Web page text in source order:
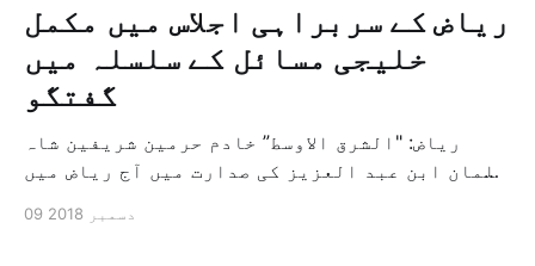
ریاض کے سربراہی اجلاس میں مکمل
خلیجی مسائل کے سلسلہ میں
گفتگو
ریاض: "الشرق الاوسط” خادم حرمین شریفین شاہ
سلمان ابن عبد العزیز کی صدارت میں آج ریاض میں
اعلی کی انچالیسویں دورہ کے اجلاسات کا آغاز
09 دسمبر 2018